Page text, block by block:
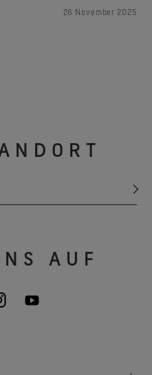
26 November 2025
AUF